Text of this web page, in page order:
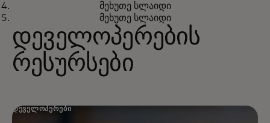
დაასახელამეხუთე სლაიდი
მეხუთე სლაიდი
დეველოპერების
რესურსები
ᲓᲔᲕᲔᲚᲝᲞᲔᲠᲔᲑᲘ